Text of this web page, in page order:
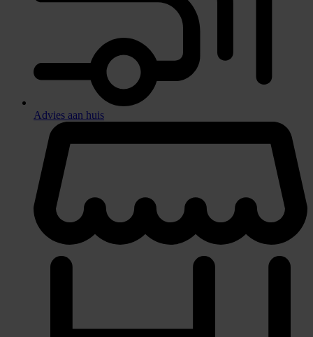
Advies aan huis